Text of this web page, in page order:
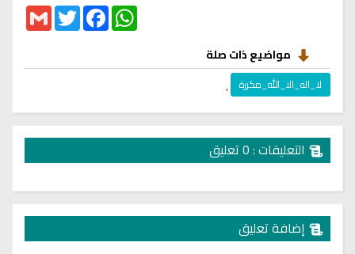
GmailTwitter
FacebookWhatsApp
مواضيع ذات صلة
لا_اله_الا_الله_مكررة ,
التعليقات : 0 تعليق
إضافة تعليق